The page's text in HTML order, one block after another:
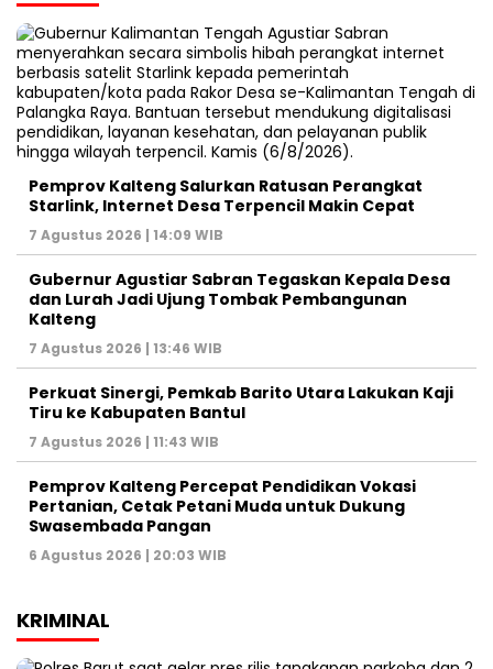
Pemprov Kalteng Salurkan Ratusan Perangkat
Starlink, Internet Desa Terpencil Makin Cepat
7 Agustus 2026 | 14:09 WIB
Gubernur Agustiar Sabran Tegaskan Kepala Desa
dan Lurah Jadi Ujung Tombak Pembangunan
Kalteng
7 Agustus 2026 | 13:46 WIB
Perkuat Sinergi, Pemkab Barito Utara Lakukan Kaji
Tiru ke Kabupaten Bantul
7 Agustus 2026 | 11:43 WIB
Pemprov Kalteng Percepat Pendidikan Vokasi
Pertanian, Cetak Petani Muda untuk Dukung
Swasembada Pangan
6 Agustus 2026 | 20:03 WIB
KRIMINAL